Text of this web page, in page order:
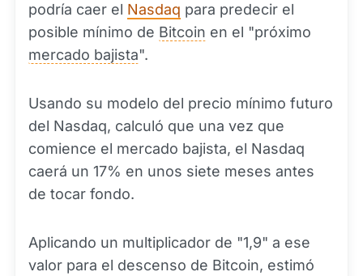
podría caer el Nasdaq para predecir el
posible mínimo de Bitcoin en el "próximo
mercado bajista".
Usando su modelo del precio mínimo futuro
del Nasdaq, calculó que una vez que
comience el mercado bajista, el Nasdaq
caerá un 17% en unos siete meses antes
de tocar fondo.
Aplicando un multiplicador de "1,9" a ese
valor para el descenso de Bitcoin, estimó